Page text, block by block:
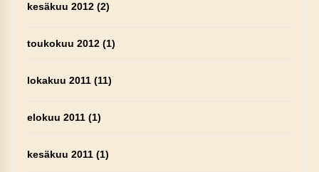
kesäkuu 2012(2)
toukokuu 2012(1)
lokakuu 2011(11)
elokuu 2011(1)
kesäkuu 2011(1)